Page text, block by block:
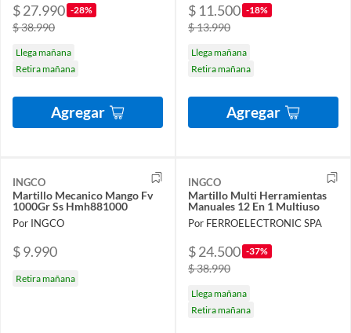
$ 27.990 -28%
$ 38.990
Llega mañana
Retira mañana
Agregar
$ 11.500 -18%
$ 13.990
Llega mañana
Retira mañana
Agregar
INGCO
Martillo Mecanico Mango Fv
1000Gr Ss Hmh881000
Por INGCO
$ 9.990
Retira mañana
INGCO
Martillo Multi Herramientas
Manuales 12 En 1 Multiuso
Por FERROELECTRONIC SPA
$ 24.500 -37%
$ 38.990
Llega mañana
Retira mañana